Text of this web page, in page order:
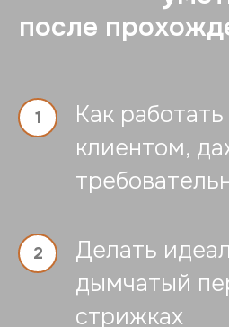
после
Как
клиентом,
Делать
дымчатый
стрижках